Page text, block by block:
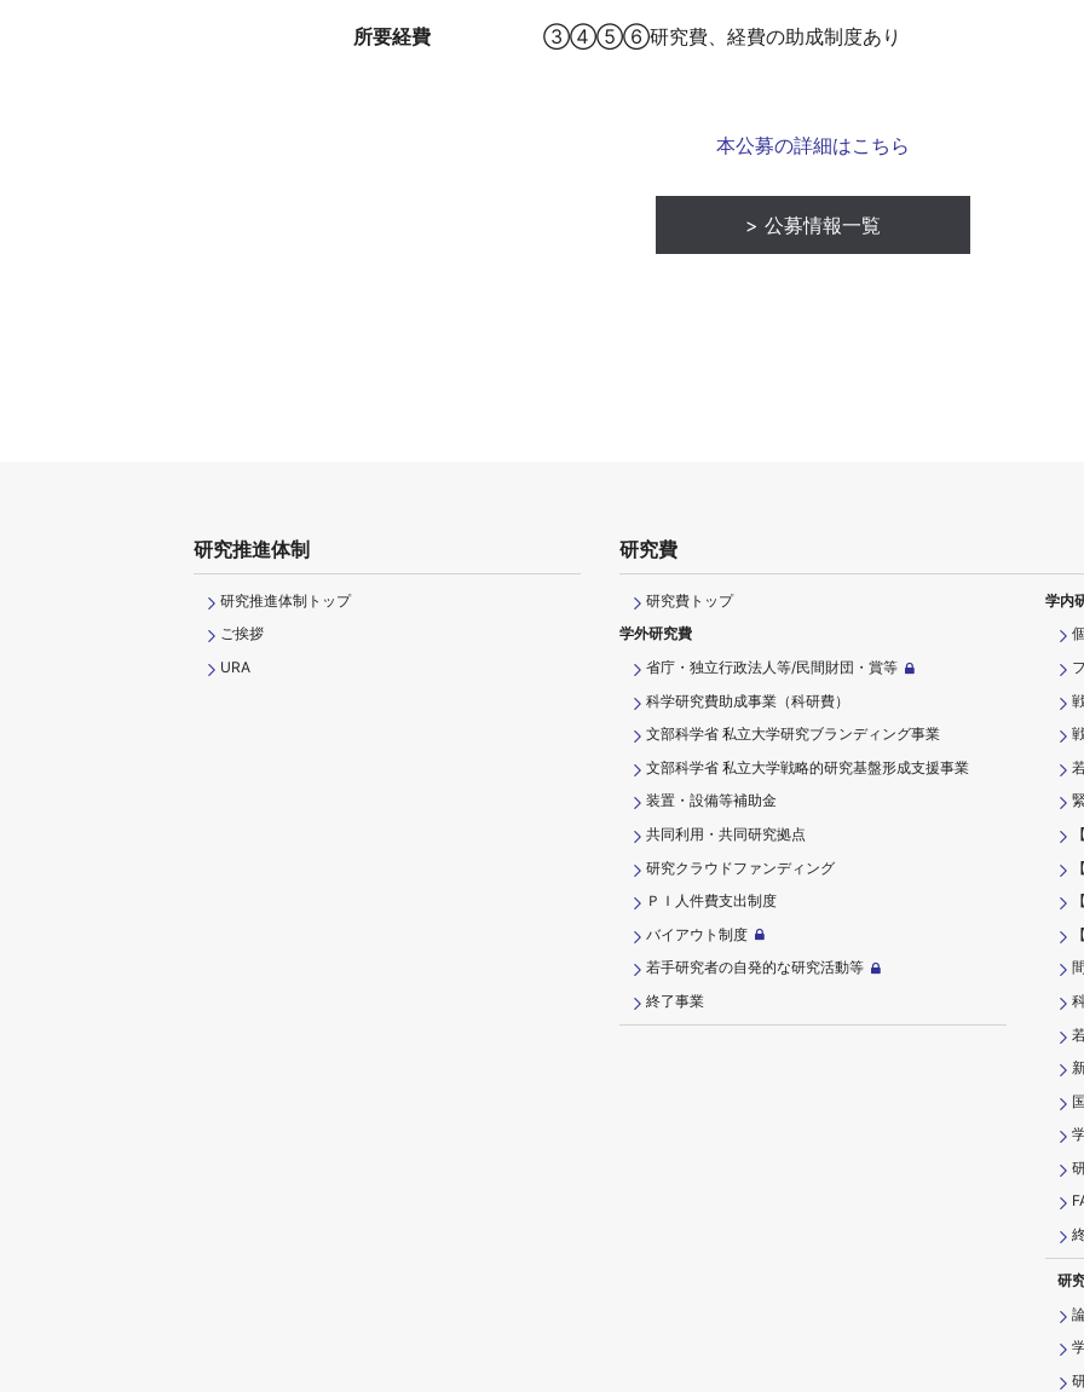
所要経費 ③④⑤⑥研究費、経費の助成制度あり
本公募の詳細はこちら
公募情報一覧
研究推進体制
研究推進体制トップ
ご挨拶
URA
研究費
研究費トップ
学外研究費
省庁・独立行政法人等/民間財団・賞等
科学研究費助成事業（科研費）
文部科学省 私立大学研究ブランディング事業
文部科学省 私立大学戦略的研究基盤形成支援事業
装置・設備等補助金
共同利用・共同研究拠点
研究クラウドファンディング
ＰＩ⼈件費⽀出制度
バイアウト制度
若手研究者の自発的な研究活動等
終了事業
学内
研